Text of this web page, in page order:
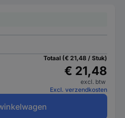
Totaal (€ 21,48 / Stuk)
€ 21,48
excl. btw
Excl. verzendkosten